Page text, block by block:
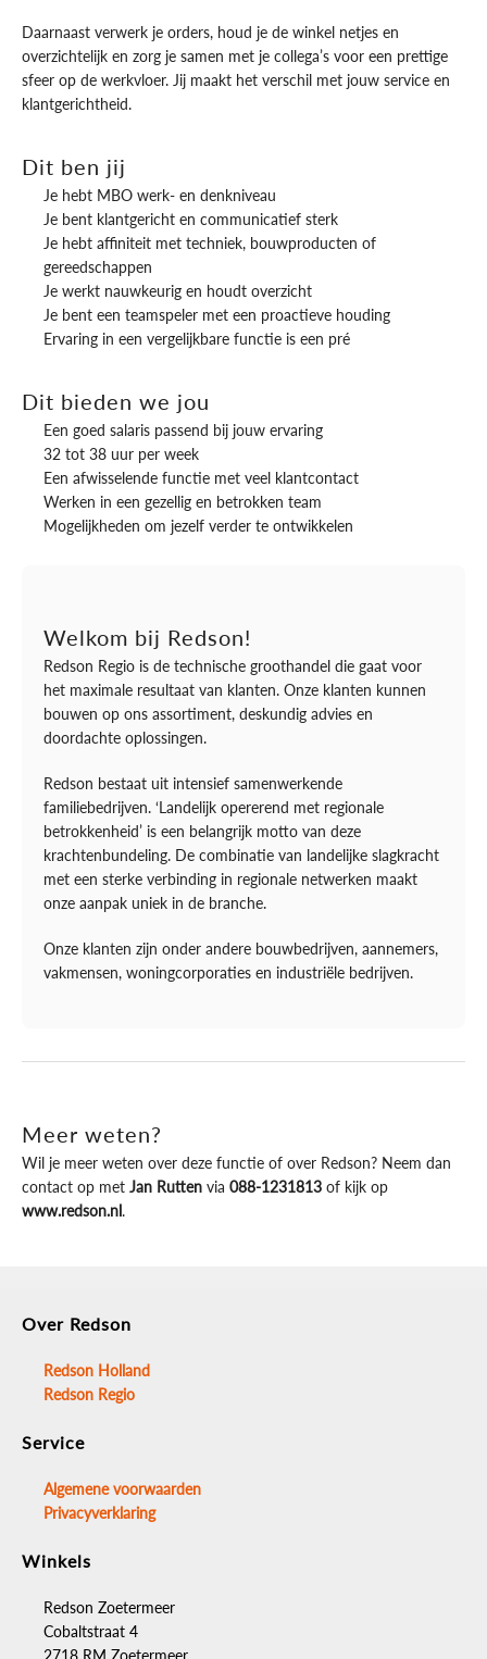
Daarnaast verwerk je orders, houd je de winkel netjes en
overzichtelijk en zorg je samen met je collega’s voor een prettige
sfeer op de werkvloer. Jij maakt het verschil met jouw service en
klantgerichtheid.
Dit ben jij
Je hebt MBO werk- en denkniveau
Je bent klantgericht en communicatief sterk
Je hebt affiniteit met techniek, bouwproducten of
gereedschappen
Je werkt nauwkeurig en houdt overzicht
Je bent een teamspeler met een proactieve houding
Ervaring in een vergelijkbare functie is een pré
Dit bieden we jou
Een goed salaris passend bij jouw ervaring
32 tot 38 uur per week
Een afwisselende functie met veel klantcontact
Werken in een gezellig en betrokken team
Mogelijkheden om jezelf verder te ontwikkelen
Welkom bij Redson!
Redson Regio is de technische groothandel die gaat voor
het maximale resultaat van klanten. Onze klanten kunnen
bouwen op ons assortiment, deskundig advies en
doordachte oplossingen.
Redson bestaat uit intensief samenwerkende
familiebedrijven. ‘Landelijk opererend met regionale
betrokkenheid’ is een belangrijk motto van deze
krachtenbundeling. De combinatie van landelijke slagkracht
met een sterke verbinding in regionale netwerken maakt
onze aanpak uniek in de branche.
Onze klanten zijn onder andere bouwbedrijven, aannemers,
vakmensen, woningcorporaties en industriële bedrijven.
Meer weten?
Wil je meer weten over deze functie of over Redson? Neem dan
contact op met Jan Rutten via 088-1231813 of kijk op
www.redson.nl.
Over Redson
Redson Holland
Redson Regio
Service
Algemene voorwaarden
Privacyverklaring
Winkels
Redson Zoetermeer
Cobaltstraat 4
2718 RM Zoetermeer